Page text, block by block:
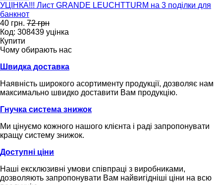
УЦІНКА!!! Лист GRANDE LEUCHTTURM на 3 поділки для
банкнот
40 грн. 72 грн
Код: 308439 уцінка
Купити
Чому обирають нас
Швидка доставка
Наявність широкого асортименту продукції, дозволяє нам
максимально швидко доставити Вам продукцію.
Гнучка система знижок
Ми цінуємо кожного нашого клієнта і раді запропонувати
кращу систему знижок.
Доступні ціни
Наші ексклюзивні умови співпраці з виробниками,
дозволяють запропонувати Вам найвигідніші ціни на всю